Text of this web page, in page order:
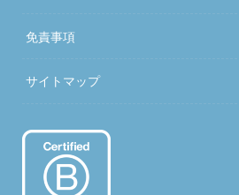
免責事項
サイトマップ